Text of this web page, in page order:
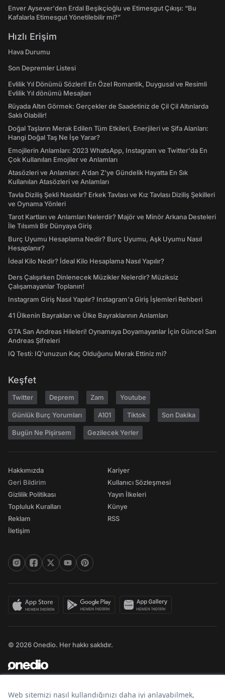
Enver Aysever'den Erdal Beşikçioğlu ve Etimesgut Çıkışı: “Bu
Kafalarla Etimesgut Yönetilebilir mi?”
Hızlı Erişim
Hava Durumu
Son Depremler Listesi
Evlilik Yıl Dönümü Sözleri! En Özel Romantik, Duygusal ve Resimli
Evlilik Yıl dönümü Mesajları
Rüyada Altın Görmek: Gerçekler de Saadetiniz de Çil Çil Altınlarda
Saklı Olabilir!
Doğal Taşların Merak Edilen Tüm Etkileri, Enerjileri ve Şifa Alanları:
Hangi Doğal Taş Ne İşe Yarar?
Emojilerin Anlamları: 2023 WhatsApp, Instagram ve Twitter'da En
Çok Kullanılan Emojiler ve Anlamları
Atasözleri ve Anlamları: A'dan Z'ye Gündelik Hayatta En Sık
Kullanılan Atasözleri ve Anlamları
Tavla Diziliş Şekli Nasıldır? Erkek Tavlası ve Kız Tavlası Diziliş Şekilleri
ve Oynama Yönleri
Tarot Kartları ve Anlamları Nelerdir? Majör ve Minör Arkana Desteleri
İle Tılsımlı Bir Dünyaya Giriş
Burç Uyumu Hesaplama Nedir? Burç Uyumu, Aşk Uyumu Nasıl
Hesaplanır?
İdeal Kilo Nedir? İdeal Kilo Hesaplama Nasıl Yapılır?
Ders Çalışırken Dinlenecek Müzikler Nelerdir? Müziksiz
Çalışamayanlar Toplanın!
Instagram Giriş Nasıl Yapılır? Instagram'a Giriş İşlemleri Rehberi
41 Ülkenin Bayrakları ve Ülke Bayraklarının Anlamları
GTA San Andreas Hileleri! Oynamaya Doyamayanlar İçin Güncel San
Andreas Şifreleri
IQ Testi: IQ'unuzun Kaç Olduğunu Merak Ettiniz mi?
Keşfet
Twitter Deprem Zam Youtube
Günlük Burç Yorumları A101 Tiktok Son Dakika
Bugün Ne Pişirsem Gezilecek Yerler
Hakkımızda
Geri Bildirim
Gizlilik Politikası
Topluluk Kuralları
Reklam
İletişim
Kariyer
Kullanıcı Sözleşmesi
Yayın İlkeleri
Künye
RSS
© 2026 Onedio. Her hakkı saklıdır.